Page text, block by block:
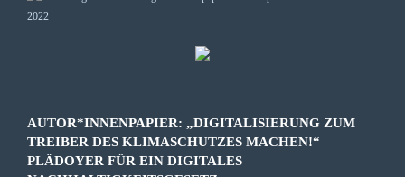
AUTOR*INNENPAPIER: „DIGITALISIERUNG ZUM
TREIBER DES KLIMASCHUTZES MACHEN!“
PLÄDOYER FÜR EIN DIGITALES